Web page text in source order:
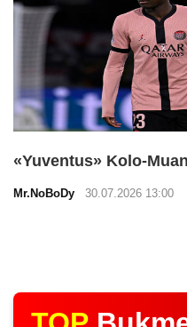
«Yuventus» Kolo-
Mr.NoBoDy 30.07.2026 13:00